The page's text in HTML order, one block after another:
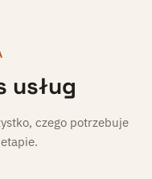
usług
czego potrzebuje